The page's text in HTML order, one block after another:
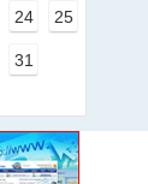
24 25
31